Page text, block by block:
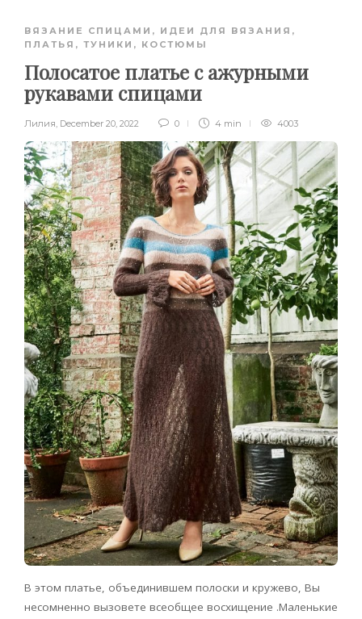
ВЯЗАНИЕ СПИЦАМИ , ИДЕИ ДЛЯ ВЯЗАНИЯ ,
ПЛАТЬЯ, ТУНИКИ, КОСТЮМЫ
Полосатое платье с ажурными
рукавами спицами
Лилия, December 20, 2022 0 4 min 4003
В этом платье, объединившем полоски и кружево, Вы
несомненно вызовете всеобщее восхищение .Маленькие